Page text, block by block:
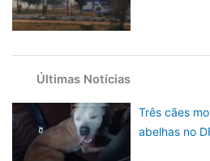
Últimas Notícias
Três cães
abelhas no